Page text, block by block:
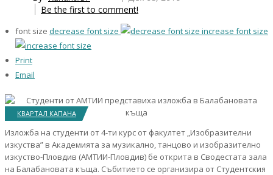
Be the first to comment!
font size decrease font size increase font size
Print
Email
КВАРТАЛ КАПАНА
Изложба на студенти от 4-ти курс от факултет „Изобразителни
изкуства” в Академията за музикално, танцово и изобразително
изкуство-Пловдив (АМТИИ-Пловдив) бе открита в Сводестата зала
на Балабановата къща. Събитието се организира от Студентския